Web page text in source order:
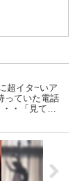
超イタ~いア
っていた電話
・「見てる